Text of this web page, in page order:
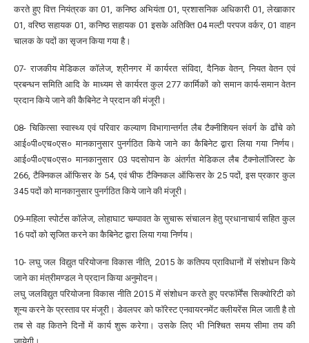
करते हुए वित्त नियंत्रक का 01, कनिष्ठ अभियंता 01, प्रशासनिक अधिकारी 01, लेखाकार
01, वरिष्ठ सहायक 01, कनिष्ठ सहायक 01 इसके अतिक्ति 04 मल्टी परपज वर्कर, 01 वाहन
चालक के पदों का सृजन किया गया है।
07- राजकीय मेडिकल कॉलेज, श्रीनगर में कार्यरत संविदा, दैनिक वेतन, नियत वेतन एवं
प्रबन्धन समिति आदि के माध्यम से कार्यरत कुल 277 कार्मिकों को समान कार्य-समान वेतन
प्रदान किये जाने की कैबिनेट ने प्रदान की मंजूरी।
08- चिकित्सा स्वास्थ्य एवं परिवार कल्याण विभागान्तर्गत लैब टैक्नीशियन संवर्ग के ढाँचे को
आई०पी०एच०एस० मानकानुसार पुनर्गठित किये जाने का कैबिनेट द्वारा लिया गया निर्णय।
आई०पी०एच०एस० मानकानुसार 03 पदसोपान के अंतर्गत मेडिकल लैब टैक्नोलॉजिस्ट के
266, टैक्निकल ऑफिसर के 54, एवं चीफ टैक्निकल ऑफिसर के 25 पदों, इस प्रकार कुल
345 पदों को मानकानुसार पुनर्गठित किये जाने की मंजूरी।
09-महिला स्पोर्टस कॉलेज, लोहाघाट चम्पावत के सुचारू संचालन हेतु प्रधानाचार्य सहित कुल
16 पदों को सृजित करने का कैबिनेट द्वारा लिया गया निर्णय।
10- लघु जल विद्युत परियोजना विकास नीति, 2015 के कतिपय प्राविधानों में संशोधन किये
जाने का मंत्रीमण्डल ने प्रदान किया अनुमोदन।
लघु जलविद्युत परियोजना विकास नीति 2015 में संशोधन करते हुए परफॉर्मेंस सिक्योरिटी को
शून्य करने के प्रस्ताव पर मंजूरी। डेवलपर को फॉरेस्ट एनवायरनमेंट क्लीयरेंस मिल जाती है तो
तब से वह कितने दिनों में कार्य शुरू करेगा। उसके लिए भी निश्चित समय सीमा तय की